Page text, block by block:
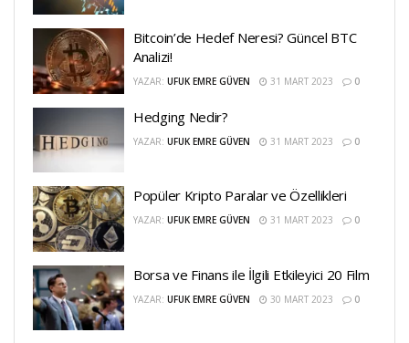
Bitcoin’de Hedef Neresi? Güncel BTC
Analizi!
YAZAR: UFUK EMRE GÜVEN 31 MART 2023 0
Hedging Nedir?
YAZAR: UFUK EMRE GÜVEN 31 MART 2023 0
Popüler Kripto Paralar ve Özellikleri
YAZAR: UFUK EMRE GÜVEN 31 MART 2023 0
Borsa ve Finans ile İlgili Etkileyici 20 Film
YAZAR: UFUK EMRE GÜVEN 30 MART 2023 0